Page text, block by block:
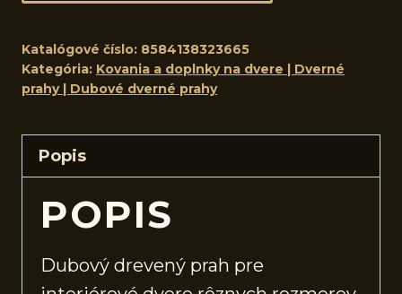
Katalógové číslo: 8584138323665
Kategória: Kovania a doplnky na dvere | Dverné
prahy | Dubové dverné prahy
Popis
POPIS
Dubový drevený prah pre